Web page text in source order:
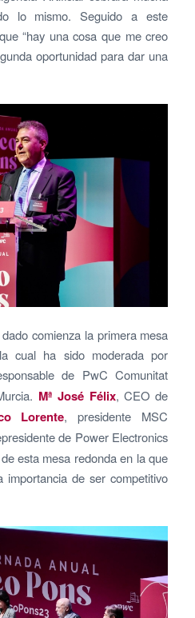
lo mismo. Seguido a este
“hay una cosa que me creo
oportunidad para dar una
comienza la primera mesa
cual ha sido moderada por
de PwC Comunitat
Mª José Félix, CEO de
Lorente, presidente MSC
de Power Electronics
esta mesa redonda en la que
de ser competitivo